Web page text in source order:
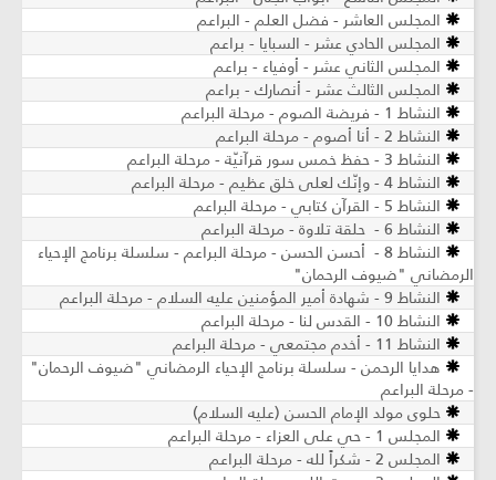
المجلس العاشر - فضل العلم - البراعم
المجلس الحادي عشر - السبايا - براعم
المجلس الثاني عشر - أوفياء - براعم
المجلس الثالث عشر - أنصارك - براعم
النشاط 1 - فريضة الصوم - مرحلة البراعم
النشاط 2 - أنا أصوم - مرحلة البراعم
النشاط 3 - حفظ خمس سور قرآنيّة - مرحلة البراعم
النشاط 4 - وإنّك لعلى خلق عظيم - مرحلة البراعم
النشاط 5 - القرآن كتابي - مرحلة البراعم
النشاط 6 - حلقة تلاوة - مرحلة البراعم
النشاط 8 - أحسن الحسن - مرحلة البراعم - سلسلة برنامج الإحياء
الرمضاني "ضيوف الرحمان"
النشاط 9 - شهادة أمير المؤمنين عليه السلام - مرحلة البراعم
النشاط 10 - القدس لنا - مرحلة البراعم
النشاط 11 - أخدم مجتمعي - مرحلة البراعم
هدايا الرحمن - سلسلة برنامج الإحياء الرمضاني "ضيوف الرحمان"
- مرحلة البراعم
حلوى مولد الإمام الحسن (عليه السلام)
المجلس 1 - حي على العزاء - مرحلة البراعم
المجلس 2 - شكراً لله - مرحلة البراعم